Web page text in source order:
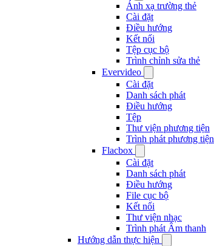
Ánh xạ trường thẻ
Cài đặt
Điều hướng
Kết nối
Tệp cục bộ
Trình chỉnh sửa thẻ
Evervideo
Cài đặt
Danh sách phát
Điều hướng
Tệp
Thư viện phương tiện
Trình phát phương tiện
Flacbox
Cài đặt
Danh sách phát
Điều hướng
File cục bộ
Kết nối
Thư viện nhạc
Trình phát Âm thanh
Hướng dẫn thực hiện